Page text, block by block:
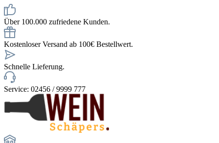
Über 100.000 zufriedene Kunden.
Kostenloser Versand ab 100€ Bestellwert.
Schnelle Lieferung.
Service: 02456 / 9999 777